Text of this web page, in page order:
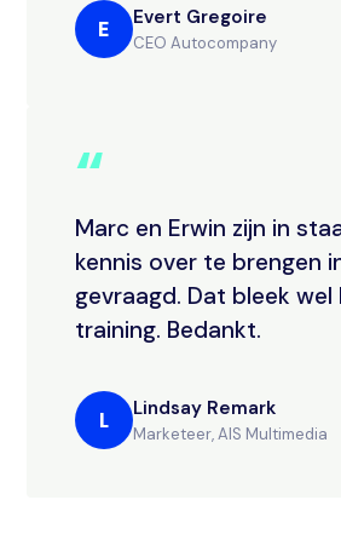
E Evert Gregoire
CEO Autocompany
“
Marc en Erwin zijn in
kennis over te brengen
gevraagd. Dat bleek wel
training. Bedankt.
L Lindsay Remark
Marketeer, AIS Multimedia